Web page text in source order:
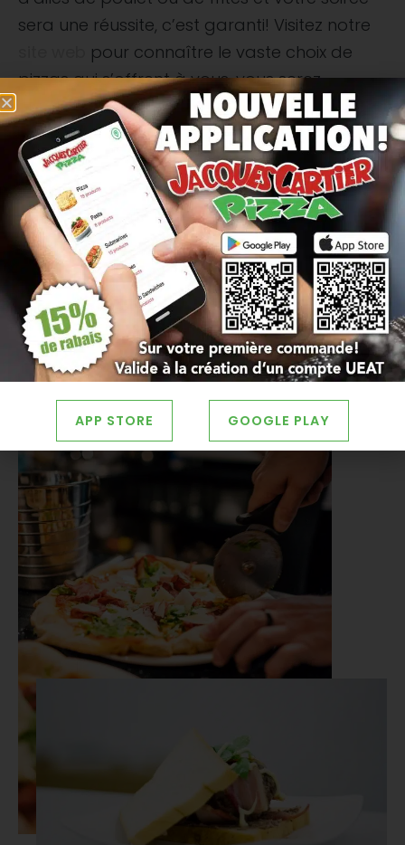
sera une réussite, c’est garanti! Visitez notre
pour connaître le vaste choix de
pizzas qui s’offrent à vous, vous serez
agréablement surpris! Plusieurs spéciaux
sont aussi disponibles pour vous offrir de la
variété et satisfaire tous les goûts. Vous y
retrouverez desoffres de combos de pizzas
accompagnées de frites et de breuvages
qui conviendront assurément à votre
budget.
APP STORE GOOGLE PLAY